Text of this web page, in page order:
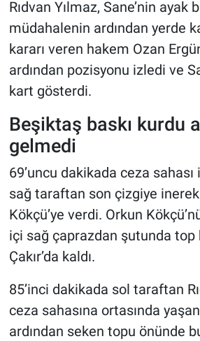
Rıdvan Yılmaz, Sane’nin ayak
müdahalenin ardından yerde
kararı veren hakem Ozan
ardından pozisyonu izledi ve
kart gösterdi.
Beşiktaş baskı kurdu
gelmedi
69’uncu dakikada ceza
sağ taraftan son çizgiye inerek
Kökçü’ye verdi. Orkun
içi sağ çaprazdan şutunda top
Çakır’da kaldı.
85’inci dakikada sol taraftan
ceza sahasına ortasında
ardından seken topu önünde